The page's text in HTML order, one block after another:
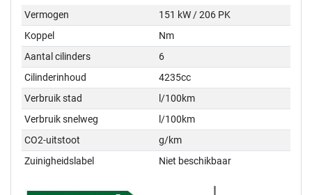
Vermogen
151 kW / 206 PK
Koppel
Nm
Aantal cilinders
6
Cilinderinhoud
4235cc
Verbruik stad
l/100km
Verbruik snelweg
l/100km
CO2-uitstoot
g/km
Zuinigheidslabel
Niet beschikbaar